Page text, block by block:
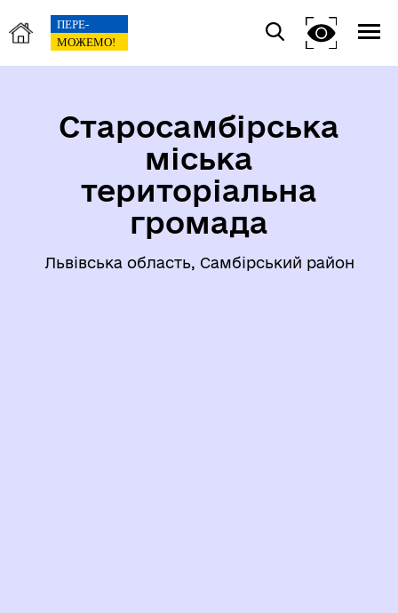
Старосамбірська
міська
територіальна
громада
Львівська область, Самбірський район